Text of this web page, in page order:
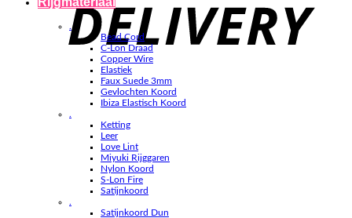
.
Bead Cord
C-Lon Draad
Copper Wire
Elastiek
Faux Suede 3mm
Gevlochten Koord
Ibiza Elastisch Koord
.
Ketting
Leer
Love Lint
Miyuki Rijggaren
Nylon Koord
S-Lon Fire
Satijnkoord
.
Satijnkoord Dun